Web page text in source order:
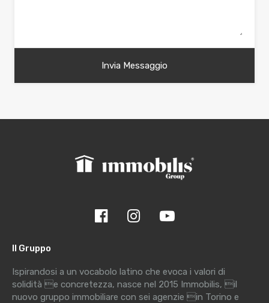
Il Gruppo
Ispirandosi a un vocabolo latino che evoca i valori di
solidità e concretezza, nasce nel 2015 Immobilis, il
nuovo gruppo immobiliare con sei agenzie in Torino e